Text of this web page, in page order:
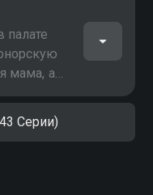
палате
мама, а
Серии)